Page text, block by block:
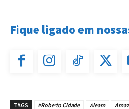
Fique ligado em
TAGS #Roberto Cidade Aleam